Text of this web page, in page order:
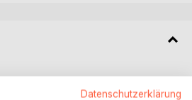
Datenschutzerklärung